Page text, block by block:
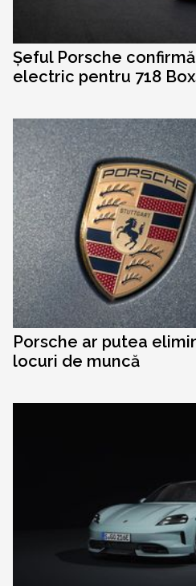
Șeful Porsche
electric pentru 718
Porsche ar putea
locuri de muncă